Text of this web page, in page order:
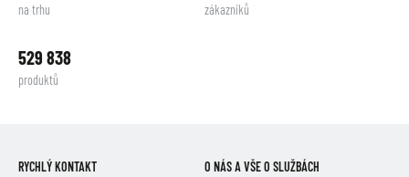
na trhu zákazníků
529 838
produktů
RYCHLÝ KONTAKT O NÁS A VŠE O SLUŽBÁCH